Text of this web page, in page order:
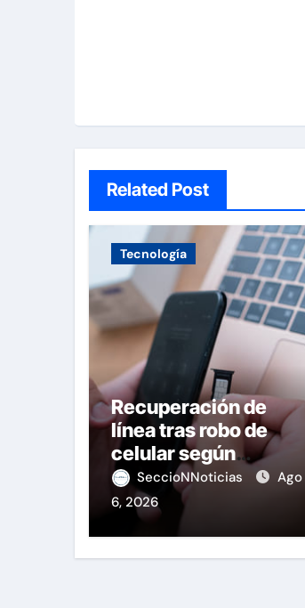
Related Post
Tecnología
Recuperación de
línea tras robo de
celular según
OSIPTEL
SeccioNNoticias
Ago
6, 2026